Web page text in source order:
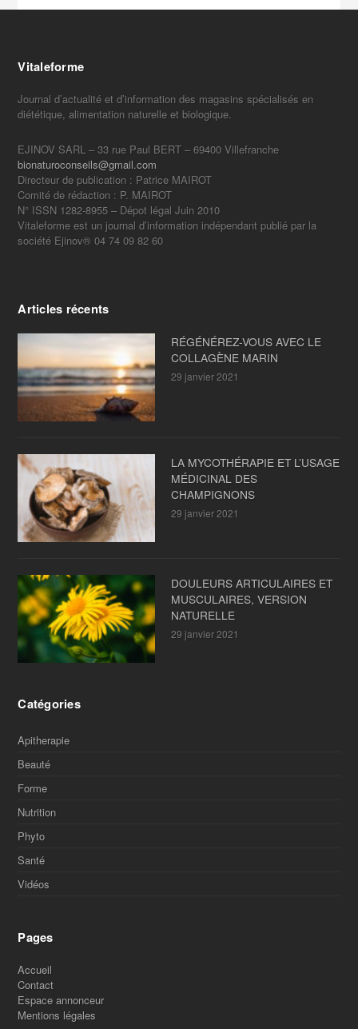
Vitaleforme
Journal d’actualité et d’information des magasins spécialisés en
diététique, alimentation naturelle et biologique.
EJINOV SARL – 33 rue Paul BERT – 69400 Villefranche
bionaturoconseils@gmail.com
Directeur de publication : Patrice MAIROT
Comité de rédaction : P. MAIROT
N° ISSN 1282-8955 – Dépot légal Juin 2010
Vitaleforme est un journal d’information indépendant publié par la
société Ejinov® 04 74 09 82 60
Articles récents
RÉGÉNÉREZ-VOUS AVEC LE
COLLAGÈNE MARIN
29 janvier 2021
LA MYCOTHÉRAPIE ET L’USAGE
MÉDICINAL DES
CHAMPIGNONS
29 janvier 2021
DOULEURS ARTICULAIRES ET
MUSCULAIRES, VERSION
NATURELLE
29 janvier 2021
Catégories
Apitherapie
Beauté
Forme
Nutrition
Phyto
Santé
Vidéos
Pages
Accueil
Contact
Espace annonceur
Mentions légales